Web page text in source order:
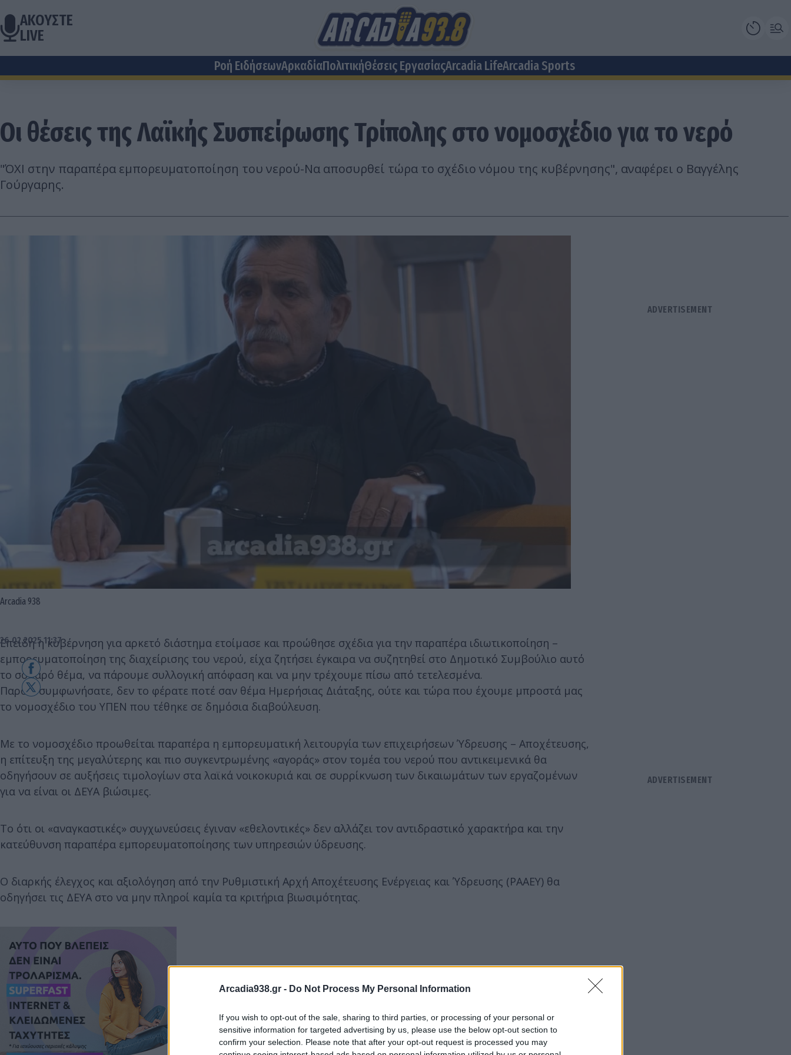
Arcadia938.gr - Do Not Process My Personal Information
If you wish to opt-out of the sale, sharing to third parties, or processing of your personal or
sensitive information for targeted advertising by us, please use the below opt-out section to
confirm your selection. Please note that after your opt-out request is processed you may
ΑΚΟΥΣΤΕ
LIVE
Ροή ΕιδήσεωνΑρκαδίαΠολιτικήΘέσεις EργασίαςArcadia LifeArcadia Sports
Οι θέσεις της Λαϊκής Συσπείρωσης Τρίπολης στο νομοσχέδιο για το νερό
"ΌΧΙ στην παραπέρα εμπορευματοποίηση του νερού-Να αποσυρθεί τώρα το σχέδιο νόμου της κυβέρνησης", αναφέρει ο Βαγγέλης
Γούργαρης.
Arcadia 938
26.02.2025 11:37
Επειδή η κυβέρνηση για αρκετό διάστημα ετοίμασε και προώθησε σχέδια για την παραπέρα ιδιωτικοποίηση –
εμπορευματοποίηση της διαχείρισης του νερού, είχα ζητήσει έγκαιρα να συζητηθεί στο Δημοτικό Συμβούλιο αυτό
το σοβαρό θέμα, να πάρουμε συλλογική απόφαση και να μην τρέχουμε πίσω από τετελεσμένα.
Παρότι συμφωνήσατε, δεν το φέρατε ποτέ σαν θέμα Ημερήσιας Διάταξης, ούτε και τώρα που έχουμε μπροστά μας
το νομοσχέδιο του ΥΠΕΝ που τέθηκε σε δημόσια διαβούλευση.
Με το νομοσχέδιο προωθείται παραπέρα η εμπορευματική λειτουργία των επιχειρήσεων Ύδρευσης – Αποχέτευσης,
η επίτευξη της μεγαλύτερης και πιο συγκεντρωμένης «αγοράς» στον τομέα του νερού που αντικειμενικά θα
οδηγήσουν σε αυξήσεις τιμολογίων στα λαϊκά νοικοκυριά και σε συρρίκνωση των δικαιωμάτων των εργαζομένων
για να είναι οι ΔΕΥΑ βιώσιμες.
Το ότι οι «αναγκαστικές» συγχωνεύσεις έγιναν «εθελοντικές» δεν αλλάζει τον αντιδραστικό χαρακτήρα και την
κατεύθυνση παραπέρα εμπορευματοποίησης των υπηρεσιών ύδρευσης.
Ο διαρκής έλεγχος και αξιολόγηση από την Ρυθμιστική Αρχή Αποχέτευσης Ενέργειας και Ύδρευσης (ΡΑΑΕΥ) θα
οδηγήσει τις ΔΕΥΑ στο να μην πληροί καμία τα κριτήρια βιωσιμότητας.